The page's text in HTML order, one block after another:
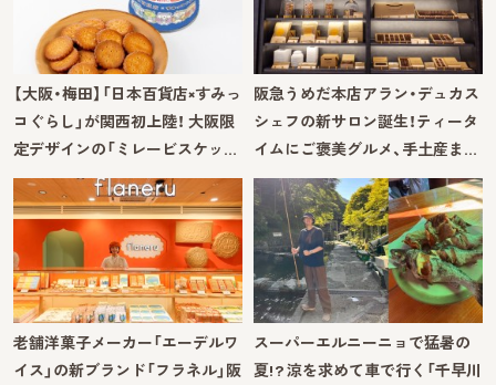
【大阪・梅田】「日本百貨店×すみっ
コぐらし」が関西初上陸！ 大阪限
定デザインの「ミレービスケッ…
阪急うめだ本店アラン・デュカス
シェフの新サロン誕生！ティータ
イムにご褒美グルメ、手土産ま…
老舗洋菓子メーカー「エーデルワ
イス」の新ブランド「フラネル」阪
スーパーエルニーニョで猛暑の
夏!? 涼を求めて車で行く「千早川